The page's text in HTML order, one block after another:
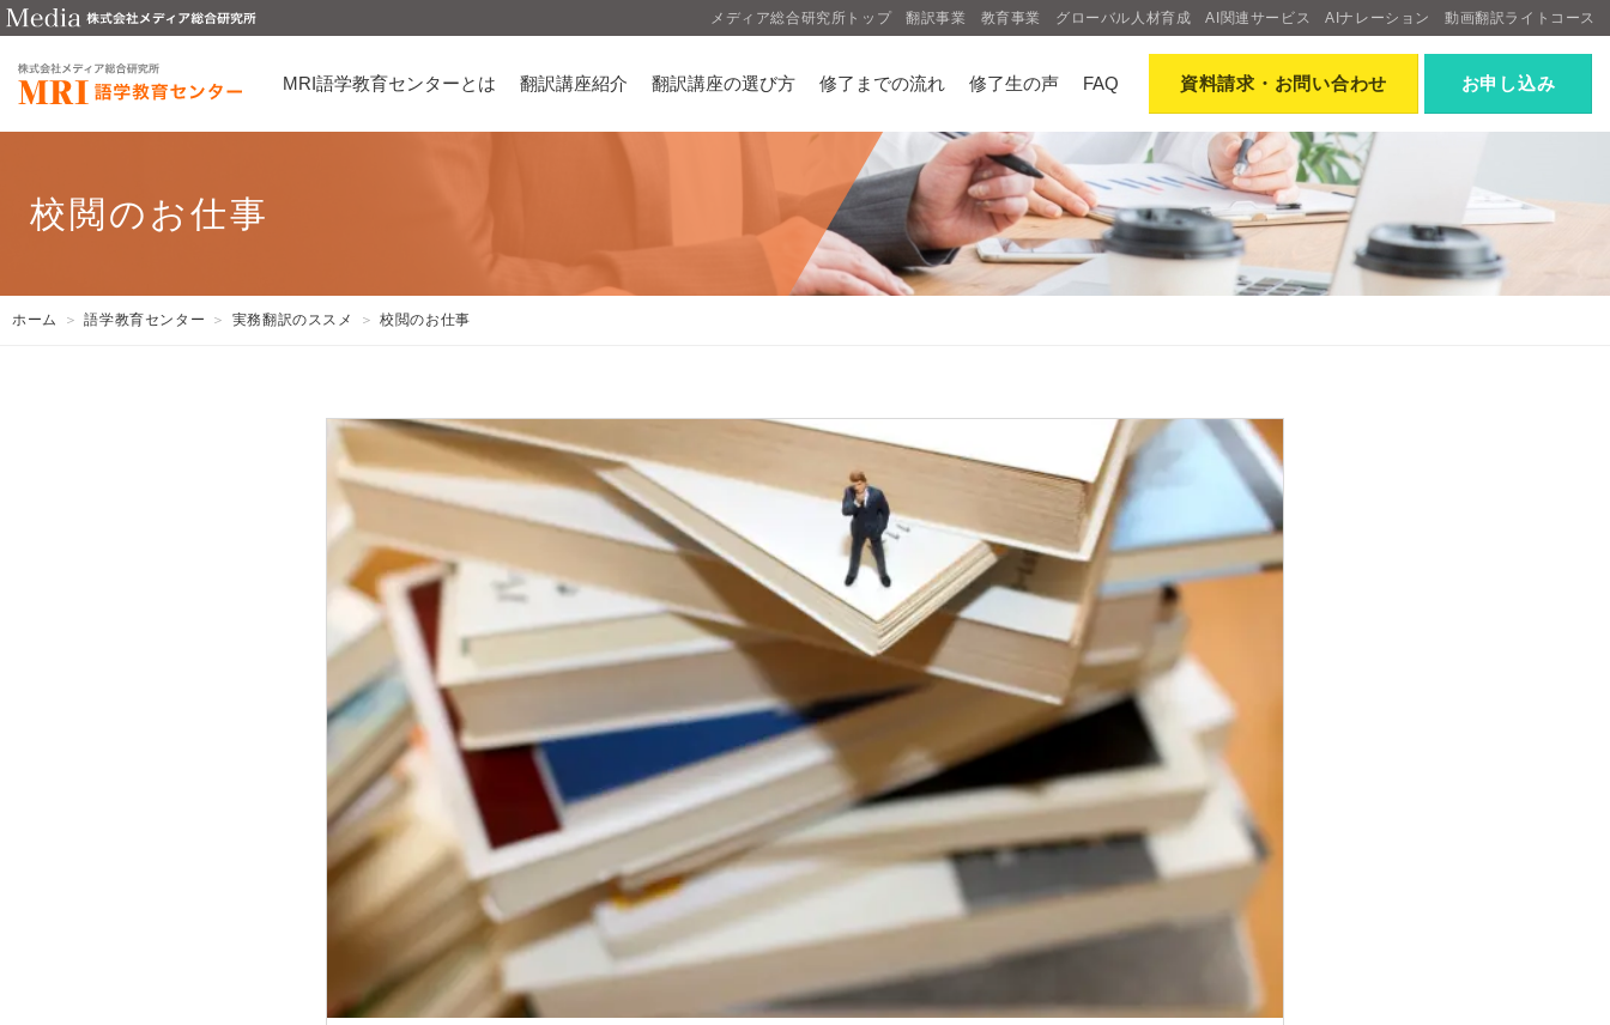
メディア総合研究所トップ 翻訳事業 教育事業 グローバル人材育成 AI関連サービス AIナレーション 動画翻訳ライトコース
お申し込み
資料請求 ・お問い合わせ
MRI語学教育センターとは 翻訳講座紹介 翻訳講座の選び方 修了までの流れ 修了生の声 FAQ
校閲のお仕事
ホーム 語学教育センター 実務翻訳のススメ 校閲のお仕事